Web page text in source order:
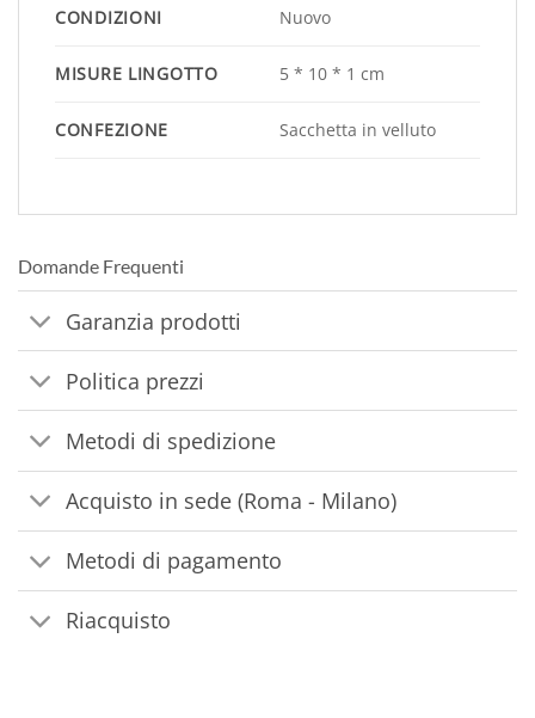
CONDIZIONI Nuovo
MISURE LINGOTTO 5 * 10 * 1 cm
CONFEZIONE Sacchetta in velluto
Domande Frequenti
Garanzia prodotti
Politica prezzi
Metodi di spedizione
Acquisto in sede (Roma - Milano)
Metodi di pagamento
Riacquisto